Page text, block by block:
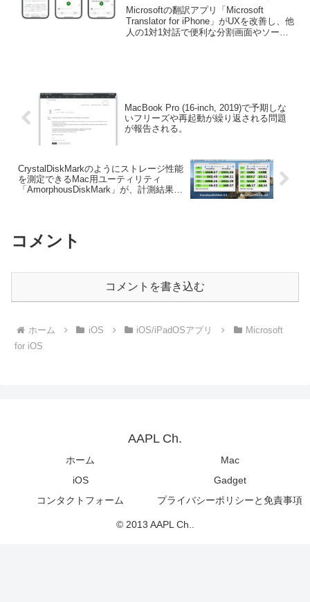
の1対1対話で便利な分割画面やソ
ースとターゲット言語の入れ替え
に対応。
Microsoftの翻訳アプリ「Microsoft
Translator for iPhone」がUXを改善し、他
人の1対1対話で便利な分割画面やソース
MacBook Pro (16-inch, 2019)で予期しな
いフリーズや再起動が繰り返される問題
が報告される。
CrystalDiskMarkのようにストレージ性能
を測定できるMac用ユーティリティ
「AmorphousDiskMark」が、計測結果の
コメント
コメントを書き込む
ホーム iOS iOS/iPadOSアプリ
Microsoft
for iOS
AAPL Ch.
ホーム
Mac
iOS
Gadget
コンタクトフォーム
プライバシーポリシーと免責事項
© 2013 AAPL Ch..